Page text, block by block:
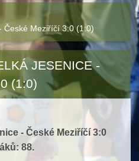
České Meziříčí 3:0 (1:0)
JESENICE -
(1:0)
- České Meziříčí 3:0
88.